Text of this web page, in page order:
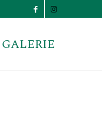
GALERIE